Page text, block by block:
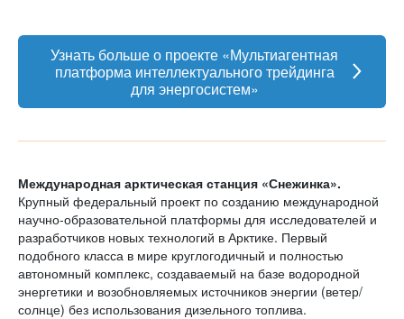
Узнать больше о проекте «Мультиагентная
платформа интеллектуального трейдинга
для энергосистем»
Международная арктическая станция «Снежинка».
Крупный федеральный проект по созданию международной
научно-образовательной платформы для исследователей и
разработчиков новых технологий в Арктике. Первый
подобного класса в мире круглогодичный и полностью
автономный комплекс, создаваемый на базе водородной
энергетики и возобновляемых источников энергии (ветер/
солнце) без использования дизельного топлива.